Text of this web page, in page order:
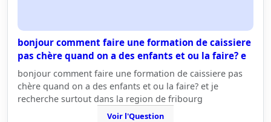
bonjour comment faire une formation de caissiere
pas chère quand on a des enfants et ou la faire? e
bonjour comment faire une formation de caissiere pas
chère quand on a des enfants et ou la faire? et je
recherche surtout dans la region de fribourg
Voir l'Question